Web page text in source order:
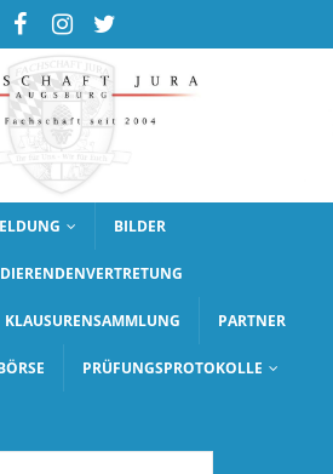
BILDER
KLAUSURENSAMMLUNG PARTNER
PRÜFUNGSPROTOKOLLE